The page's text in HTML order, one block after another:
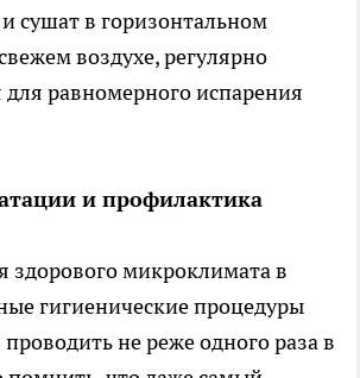
сушат в горизонтальном
воздухе, регулярно
для равномерного испарения
и профилактика
здорового микроклимата в
гигиенические процедуры
не реже одного раза в